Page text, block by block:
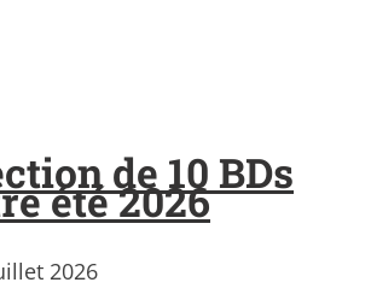
de 10 BDs
été 2026
2026